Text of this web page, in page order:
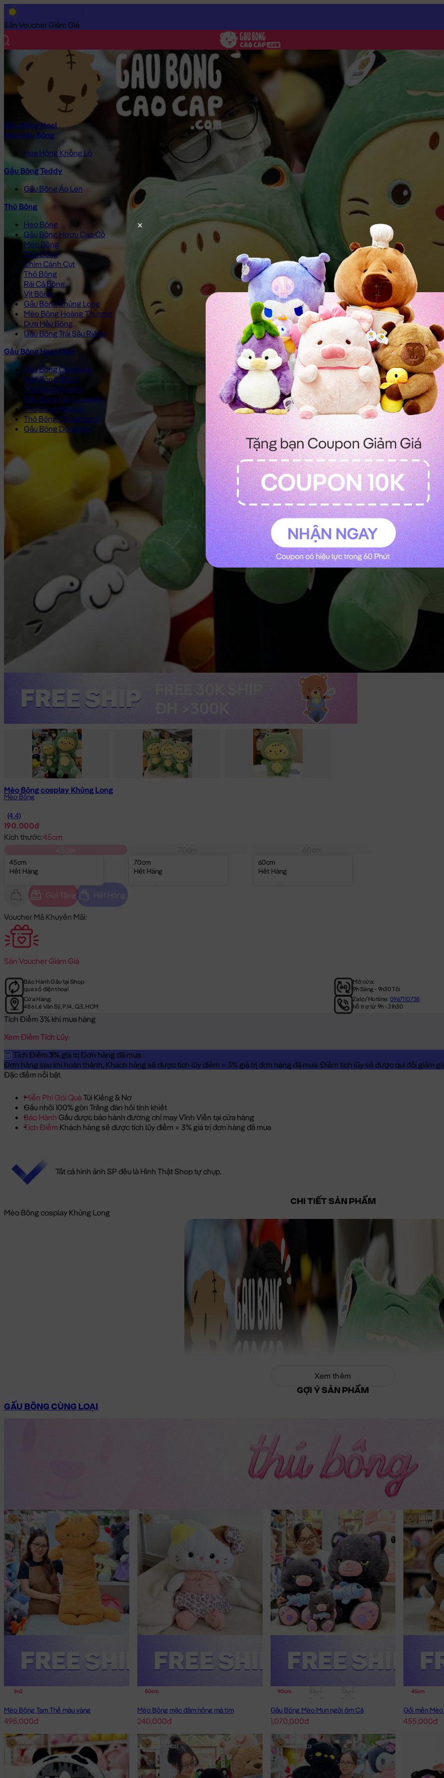
Săn Voucher Giảm Giá
Gấu Bông Noel
Hoa Gấu Bông
Hoa Hồng Khổng Lồ
Gấu Bông Teddy
Gấu Bông Áo Len
Thú Bông
Heo Bông
Gấu Bông Hươu Cao Cổ
Mèo Bông
Chó Bông
Chim Cánh Cụt
Thỏ Bông
Rái Cá Bông
Vịt Bông
Gấu Bông Khủng Long
Mèo Bông Hoàng Thượng
Dưa Hấu Bông
Gấu Bông Trái Sầu Riêng
Gấu Bông Hoạt Hình
Gấu Bông Capybara
Gấu Bông Stitch
Thỏ Bông Kuromi
Gấu Bông Hải Ly Loopy
Thỏ Bông Melody
Thỏ Bông Cinnamoroll
Gấu Bông Doremon
Trang Chủ
Mèo Bông cosplay Khủng Long
Mèo Bông
(4.4)
190.000đ
Kích thước:45cm
45cm
Hết Hàng
70cm
Hết Hàng
60cm
Hết Hàng
Gửi Tặng Hết Hàng
Voucher Mã Khuyến Mãi:
Săn Voucher Giảm Giá
Bảo Hành Gấu tại Shop
qua số điện thoại
Mở cửa:
9h Sáng - 9h30 Tối
Cửa Hàng:
486 Lê Văn Sỹ, P.14, Q.3, HCM
Zalo/Hotline:0967110738
hỗ trợ từ 9h - 21h30
Tích Điểm 3% khi mua hàng
Xem Điểm Tích Lũy
Tích Điểm 3% giá trị Đơn hàng đã mua
Đơn hàng sau khi hoàn thành, Khách hàng sẽ được tích lũy điểm = 3% giá trị đơn hàng đã mua. Điểm tích lũy sẽ được qui đổi giảm
Đặc điểm nổi bật
Miễn Phí Gói QuàTúi Kiếng & Nơ
Gấu nhồi 100% gòn Trắng đàn hồi tinh khiết
Bảo Hành Gấu được bảo hành đường chỉ may Vĩnh Viễn tại cửa hàng
Tích Điểm Khách hàng sẽ được tích lũy điểm = 3% giá trị đơn hàng đã mua
Tất cả hình ảnh SP đều là Hình Thật Shop tự chụp.
CHI TIẾT SẢN PHẨM
Mèo Bông cosplay Khủng Long
Xem thêm
GỢI Ý SẢN PHẨM
GẤU BÔNG CÙNG LOẠI
1m2
Mèo Bông Tam Thể màu vàng
495,000đ
50cm
Mèo Bông mặc đầm hồng má tim
240,000đ
90cm
Gấu Bông Mèo Mun ngồi ôm Cá
1,070,000đ
45cm
455,000đ